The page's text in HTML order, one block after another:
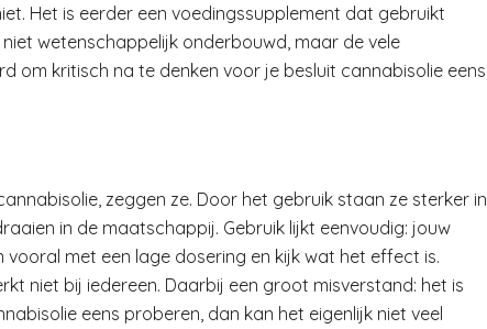
Het is eerder een voedingssupplement dat gebruikt
wetenschappelijk onderbouwd, maar de vele
om kritisch na te denken voor je besluit cannabisolie eens
zeggen ze. Door het gebruik staan ze sterker in
in de maatschappij. Gebruik lijkt eenvoudig: jouw
met een lage dosering en kijk wat het effect is.
niet bij iedereen. Daarbij een groot misverstand: het is
eens proberen, dan kan het eigenlijk niet veel